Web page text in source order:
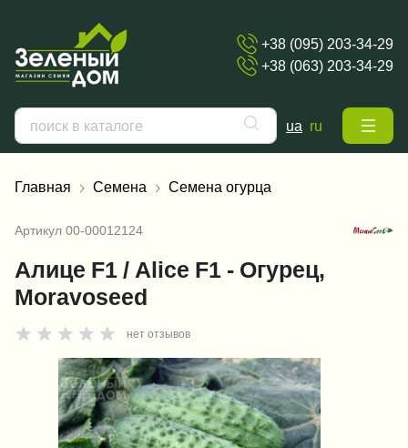
+38 (095) 203-34-29
+38 (063) 203-34-29
ua ru
Главная Семена Семена огурца
Артикул 00-00012124
Алице F1 / Alice F1 - Огурец,
Moravoseed
нет отзывов